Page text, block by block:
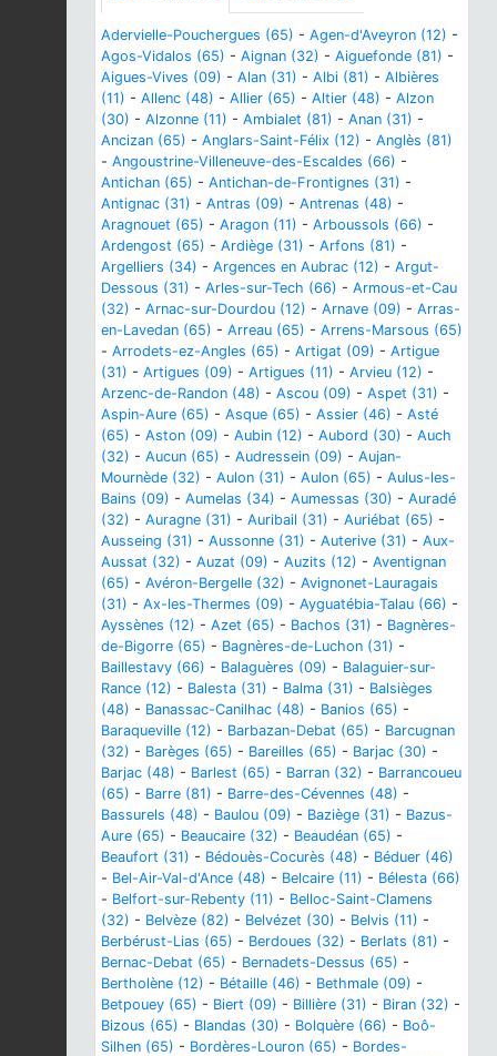
Adervielle-Pouchergues (65) - Agen-d'Aveyron (12) -
Agos-Vidalos (65) - Aignan (32) - Aiguefonde (81) -
Aigues-Vives (09) - Alan (31) - Albi (81) - Albières
(11) - Allenc (48) - Allier (65) - Altier (48) - Alzon
(30) - Alzonne (11) - Ambialet (81) - Anan (31) -
Ancizan (65) - Anglars-Saint-Félix (12) - Anglès (81)
- Angoustrine-Villeneuve-des-Escaldes (66) -
Antichan (65) - Antichan-de-Frontignes (31) -
Antignac (31) - Antras (09) - Antrenas (48) -
Aragnouet (65) - Aragon (11) - Arboussols (66) -
Ardengost (65) - Ardiège (31) - Arfons (81) -
Argelliers (34) - Argences en Aubrac (12) - Argut-
Dessous (31) - Arles-sur-Tech (66) - Armous-et-Cau
(32) - Arnac-sur-Dourdou (12) - Arnave (09) - Arras-
en-Lavedan (65) - Arreau (65) - Arrens-Marsous (65)
- Arrodets-ez-Angles (65) - Artigat (09) - Artigue
(31) - Artigues (09) - Artigues (11) - Arvieu (12) -
Arzenc-de-Randon (48) - Ascou (09) - Aspet (31) -
Aspin-Aure (65) - Asque (65) - Assier (46) - Asté
(65) - Aston (09) - Aubin (12) - Aubord (30) - Auch
(32) - Aucun (65) - Audressein (09) - Aujan-
Mournède (32) - Aulon (31) - Aulon (65) - Aulus-les-
Bains (09) - Aumelas (34) - Aumessas (30) - Auradé
(32) - Auragne (31) - Auribail (31) - Auriébat (65) -
Ausseing (31) - Aussonne (31) - Auterive (31) - Aux-
Aussat (32) - Auzat (09) - Auzits (12) - Aventignan
(65) - Avéron-Bergelle (32) - Avignonet-Lauragais
(31) - Ax-les-Thermes (09) - Ayguatébia-Talau (66) -
Ayssènes (12) - Azet (65) - Bachos (31) - Bagnères-
de-Bigorre (65) - Bagnères-de-Luchon (31) -
Baillestavy (66) - Balaguères (09) - Balaguier-sur-
Rance (12) - Balesta (31) - Balma (31) - Balsièges
(48) - Banassac-Canilhac (48) - Banios (65) -
Baraqueville (12) - Barbazan-Debat (65) - Barcugnan
(32) - Barèges (65) - Bareilles (65) - Barjac (30) -
Barjac (48) - Barlest (65) - Barran (32) - Barrancoueu
(65) - Barre (81) - Barre-des-Cévennes (48) -
Bassurels (48) - Baulou (09) - Baziège (31) - Bazus-
Aure (65) - Beaucaire (32) - Beaudéan (65) -
Beaufort (31) - Bédouès-Cocurès (48) - Béduer (46)
- Bel-Air-Val-d'Ance (48) - Belcaire (11) - Bélesta (66)
- Belfort-sur-Rebenty (11) - Belloc-Saint-Clamens
(32) - Belvèze (82) - Belvézet (30) - Belvis (11) -
Berbérust-Lias (65) - Berdoues (32) - Berlats (81) -
Bernac-Debat (65) - Bernadets-Dessus (65) -
Bertholène (12) - Bétaille (46) - Bethmale (09) -
Betpouey (65) - Biert (09) - Billière (31) - Biran (32) -
Bizous (65) - Blandas (30) - Bolquère (66) - Boô-
Silhen (65) - Bordères-Louron (65) - Bordes-